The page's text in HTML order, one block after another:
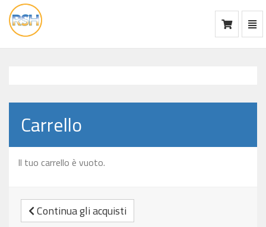
vai
alla
Carrello
Il tuo carrello è vuoto.
Continua gli acquisti